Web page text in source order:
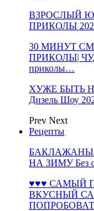
ВЗРОСЛЫЙ
ПРИКОЛЫ
30 МИНУТ
ПРИКОЛЫ|
приколы…
ХУЖЕ БЫТЬ
Дизель Шоу
Prev Next
Рецепты
БАКЛАЖАНЫ
НА ЗИМУ Без
♥♥♥ САМЫЙ
ВКУСНЫЙ